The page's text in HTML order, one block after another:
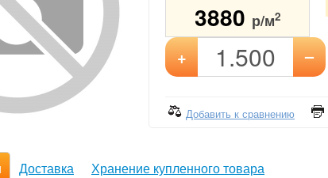
3880 р/м2
+ –
Добавить к сравнению
Доставка Хранение купленного товара